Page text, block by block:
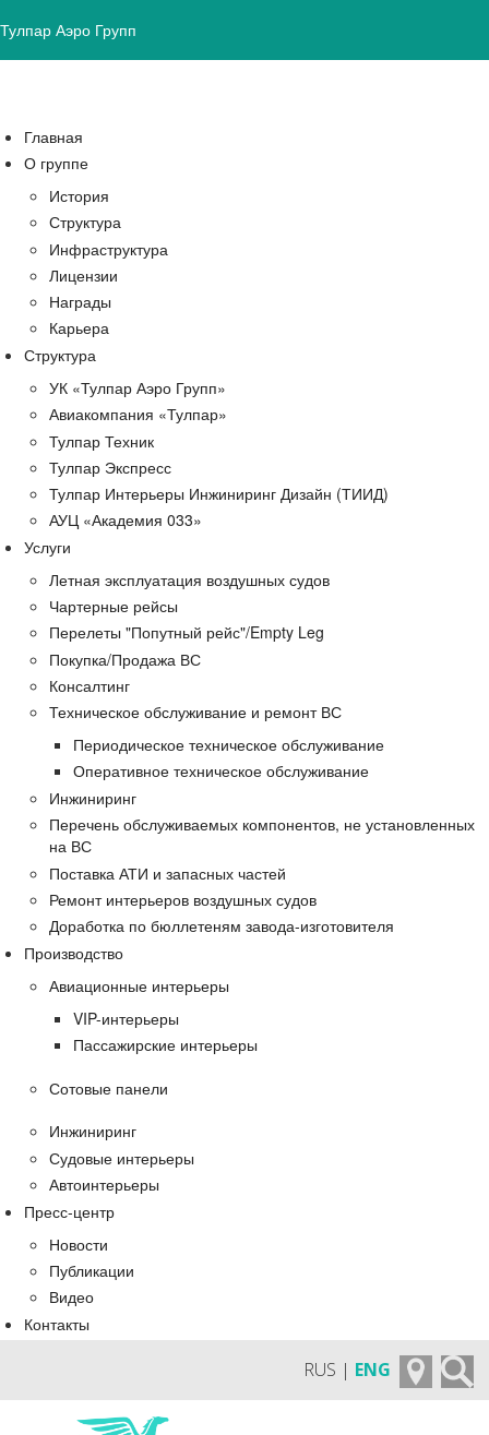
Тулпар Аэро Групп
Главная
О группе
История
Структура
Инфраструктура
Лицензии
Награды
Карьера
Структура
УК «Тулпар Аэро Групп»
Авиакомпания «Тулпар»
Тулпар Техник
Тулпар Экспресс
Тулпар Интерьеры Инжиниринг Дизайн (ТИИД)
АУЦ «Академия 033»
Услуги
Летная эксплуатация воздушных судов
Чартерные рейсы
Перелеты "Попутный рейс"/Empty Leg
Покупка/Продажа ВС
Консалтинг
Техническое обслуживание и ремонт ВС
Периодическое техническое обслуживание
Оперативное техническое обслуживание
Инжиниринг
Перечень обслуживаемых компонентов, не установленных
на ВС
Поставка АТИ и запасных частей
Ремонт интерьеров воздушных судов
Доработка по бюллетеням завода-изготовителя
Производство
Авиационные интерьеры
VIP-интерьеры
Пассажирские интерьеры
Сотовые панели
Инжиниринг
Судовые интерьеры
Автоинтерьеры
Пресс-центр
Новости
Публикации
Видео
Контакты
RUS | ENG